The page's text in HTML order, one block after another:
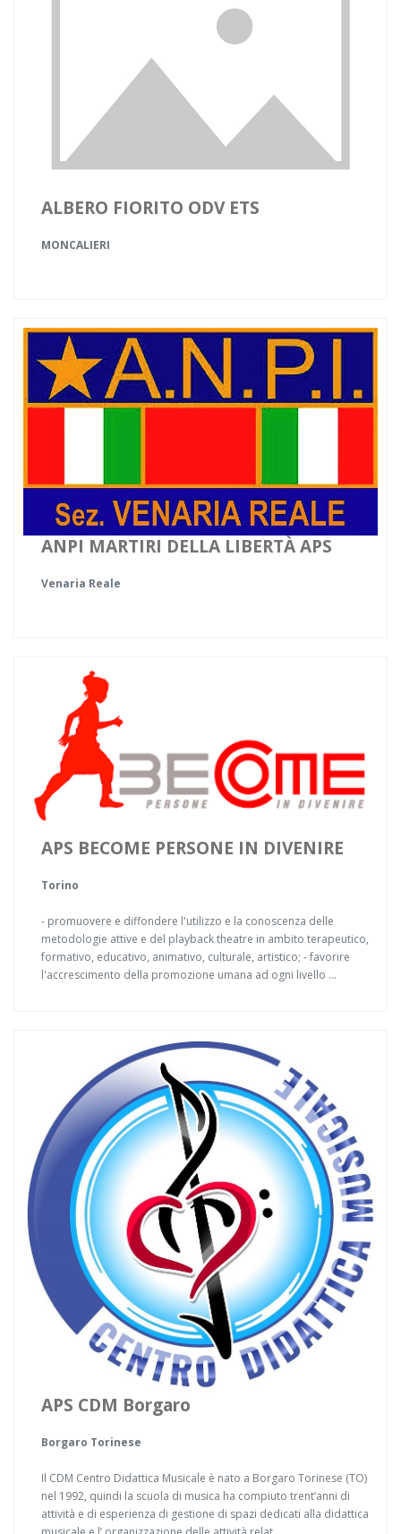
ALBERO FIORITO ODV ETS
MONCALIERI
ANPI MARTIRI DELLA LIBERTÀ APS
Venaria Reale
APS BECOME PERSONE IN DIVENIRE
Torino
- promuovere e diffondere l'utilizzo e la conoscenza delle
metodologie attive e del playback theatre in ambito terapeutico,
formativo, educativo, animativo, culturale, artistico; - favorire
l'accrescimento della promozione umana ad ogni livello ...
APS CDM Borgaro
Borgaro Torinese
Il CDM Centro Didattica Musicale è nato a Borgaro Torinese (TO)
nel 1992, quindi la scuola di musica ha compiuto trent’anni di
attività e di esperienza di gestione di spazi dedicati alla didattica